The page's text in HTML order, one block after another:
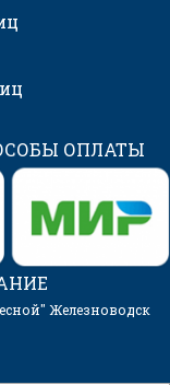
ОПЛАТЫ
Железноводск